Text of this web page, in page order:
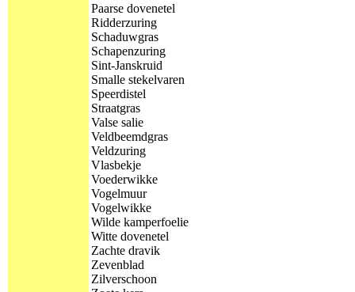
Paarse dovenetel
Ridderzuring
Schaduwgras
Schapenzuring
Sint-Janskruid
Smalle stekelvaren
Speerdistel
Straatgras
Valse salie
Veldbeemdgras
Veldzuring
Vlasbekje
Voederwikke
Vogelmuur
Vogelwikke
Wilde kamperfoelie
Witte dovenetel
Zachte dravik
Zevenblad
Zilverschoon